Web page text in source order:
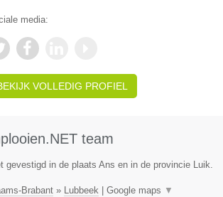
media:
VOLLEDIG PROFIEL
team
gevestigd in de plaats Ans en in de provincie Luik.
Brabant» Lubbeek| Google maps ▼